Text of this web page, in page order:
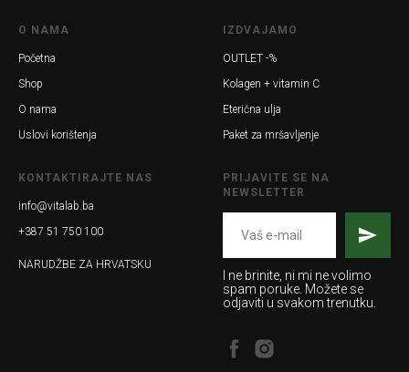
O NAMA
Početna
Shop
O nama
Uslovi korištenja
IZDVAJAMO
OUTLET -%
Kolagen + vitamin C
Eterična ulja
Paket za mršavljenje
KONTAKTIRAJTE NAS
info@vitalab.ba
+387 51 750 100
NARUDŽBE ZA HRVATSKU
PRIJAVITE SE NA
NEWSLETTER
I ne brinite, ni mi ne volimo
spam poruke. Možete se
odjaviti u svakom trenutku.